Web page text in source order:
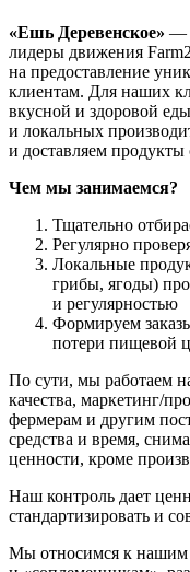
«Ешь Деревенское» —
лидеры движения
на предоставление
клиентам. Для наших
вкусной и здоровой
и локальных
и доставляем
Чем мы занимаемся?
Тщательно
Регулярно
Локальные
грибы, ягоды)
и регулярностью
Формируем
потери пищевой
По сути, мы работаем
качества, маркетинг/
фермерам и другим
средства и время,
ценности, кроме
Наш контроль дает
стандартизировать и
Мы относимся к нашим